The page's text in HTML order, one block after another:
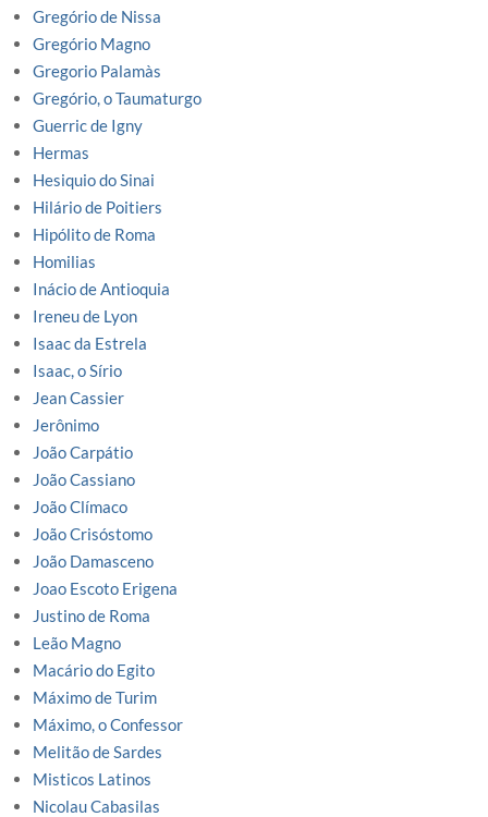
Gregório de Nissa
Gregório Magno
Gregorio Palamàs
Gregório, o Taumaturgo
Guerric de Igny
Hermas
Hesiquio do Sinai
Hilário de Poitiers
Hipólito de Roma
Homilias
Inácio de Antioquia
Ireneu de Lyon
Isaac da Estrela
Isaac, o Sírio
Jean Cassier
Jerônimo
João Carpátio
João Cassiano
João Clímaco
João Crisóstomo
João Damasceno
Joao Escoto Erigena
Justino de Roma
Leão Magno
Macário do Egito
Máximo de Turim
Máximo, o Confessor
Melitão de Sardes
Misticos Latinos
Nicolau Cabasilas